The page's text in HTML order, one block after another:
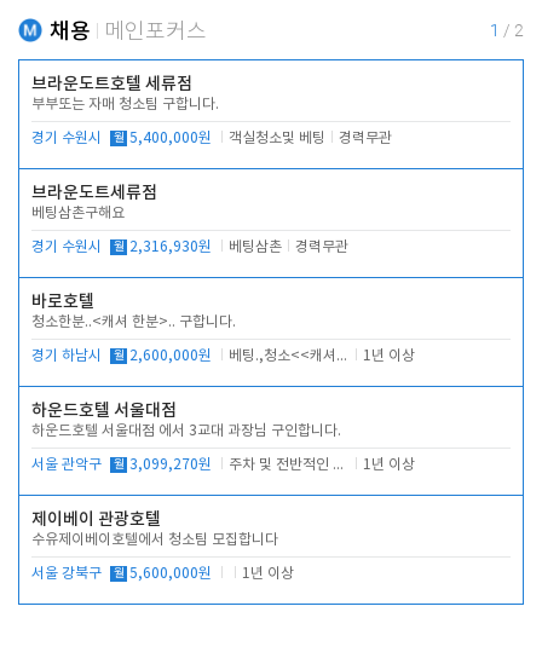
채용 메인포커스 1 / 2
브라운도트호텔 세류점
부부또는 자매 청소팀 구합니다.
경기 수원시 월 5,400,000원 객실청소및 베팅 경력무관
브라운도트세류점
베팅삼촌구해요
경기 수원시 월 2,316,930원 베팅삼촌 경력무관
바로호텔
청소한분..<캐셔 한분>.. 구합니다.
경기 하남시 월 2,600,000원 베팅.,청소<<캐셔 모셔봅니다. 1년 이상
하운드호텔 서울대점
하운드호텔 서울대점 에서 3교대 과장님 구인합니다.
서울 관악구 월 3,099,270원 주차 및 전반적인 당번업무 1년 이상
제이베이 관광호텔
수유제이베이호텔에서 청소팀 모집합니다
서울 강북구 월 5,600,000원 1년 이상